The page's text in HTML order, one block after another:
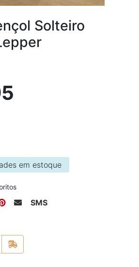
Solteiro
em estoque
SMS